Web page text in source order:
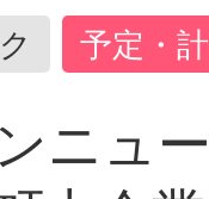
予定・
ニュ